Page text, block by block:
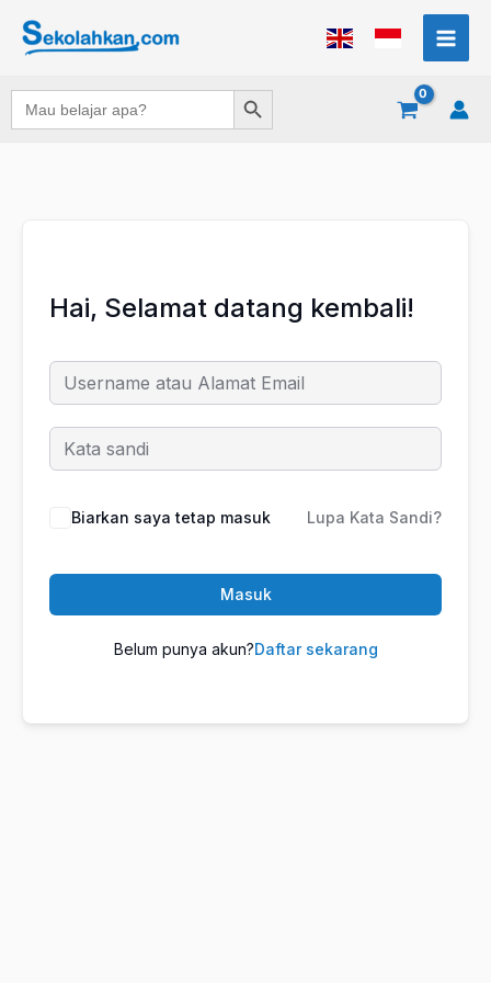
Search
for:
Search Button
Hai, Selamat datang kembali!
Biarkan saya tetap masuk Lupa Kata Sandi?
Masuk
Belum punya akun?Daftar sekarang